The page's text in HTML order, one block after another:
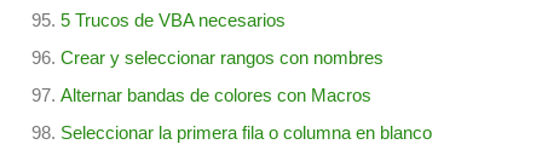
5 Trucos de VBA necesarios
Crear y seleccionar rangos con nombres
Alternar bandas de colores con Macros
Seleccionar la primera fila o columna en blanco